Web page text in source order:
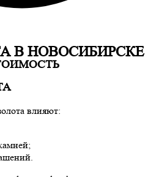
В НОВОСИБИРСКЕ
влияют: